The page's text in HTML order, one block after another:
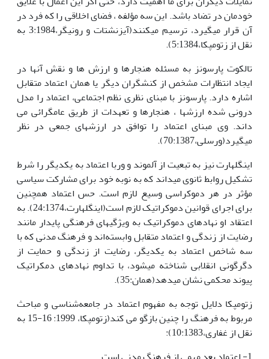
خودمان در تضاد باشد. این سه مؤلفه ، فضای اخلاقی را که فرد در
آن قرار می‏گیرد، ترسیم می‏کنند(آیزنشتات و رونیگر‏،3:1984 به
نقل از زتومپکا،5:1384).
تالکوت پارسونز به مسئله هنجارها و ارزش ها و نقش آنها در
ایجاد انتظارات مشخص از کنشگران دیگر یا همان اعتماد متقابل
اشاره دارد. پارسونز با مبنای نظری نظم اجتماعی، اعتماد را مدل
درونی شده ارزشها ، هنجارها و تعهدات از طریق عام‏گرائی می
داند. وی مبنای اعتماد را توافق در ارزشهای جمعی در نظر
می‏گیرد(ورسلی،70:1387).
اینگلهارت نیز به تبعیت از آلموند و وربا اعتماد به یکدیگر را شرط
تشکیل روابط ثانوی می‏داند که به نوبه خود برای مشارکت سیاسی
مؤثر در هر دموکراسی وسیع لازم است. حس اعتماد همچنین
برای اجرای قوانین دموکراتیک لازم است(اینگلهارت،24:1374). به
اعتقاد او نهادهای دموکراتیک به ویژگیهای فرهنگی پایدار مانند
رضایت از زندگی و اعتماد متقابل وابسته‌اند و فرهنگ مدنی که با
سه شاخص اعتماد به یکدیگر، رضایت از زندگی و حمایت از
دگرگونی انقلابی شناخته می‏شود، با تداوم نهادهای دمکراتیک
پیوند محکمی نشان می‏دهد(همان:35).
زتومپکا دلایل توجه به مفهوم اعتماد در جامعه‌شناسی و مباحث
مربوط به فرهنگ را چنین بازگو می کند(زتومپکا، 1999: 16-15 به
نقل از غفاری،10:1383):